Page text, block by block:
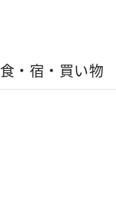
食・宿・買い物